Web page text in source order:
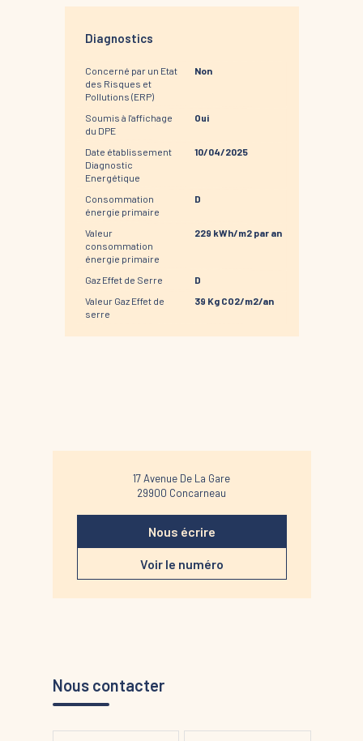
Diagnostics
Concerné par un Etat
des Risques et
Pollutions (ERP)
Non
Soumis à l'affichage
du DPE
Oui
Date établissement
Diagnostic
Energétique
10/04/2025
Consommation
énergie primaire
D
Valeur
consommation
énergie primaire
229 kWh/m2 par an
Gaz Effet de Serre
D
Valeur Gaz Effet de
serre
39 Kg CO2/m2/an
17 Avenue De La Gare
29900 Concarneau
Nous écrire
Voir le numéro
Nous contacter